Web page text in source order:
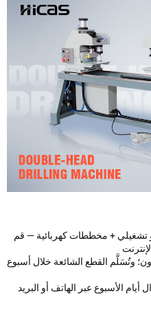
+ مخططات كهربائية — قم
القطع الشائعة خلال أسبوع
عبر الهاتف أو البريد